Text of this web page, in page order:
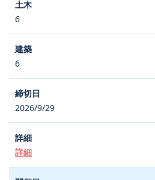
6
6
2026/9/29
詳細